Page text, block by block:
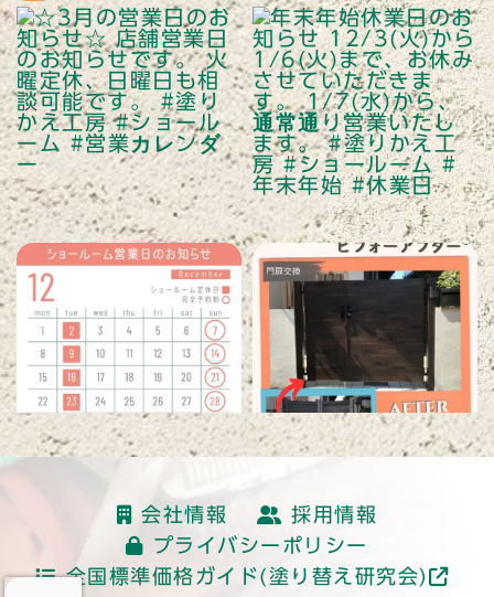
読み込む
会社情報
採用情報
プライバシーポリシー
全国標準価格ガイド(塗り替え研究会)